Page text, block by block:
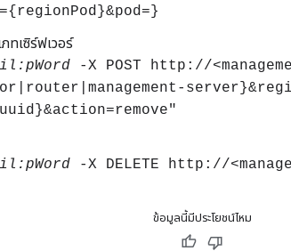
ทเซิร์ฟเวอร์
-X POST http://
-X DELETE http://
ข้อมูลนี้มีประโยชน์ไหม